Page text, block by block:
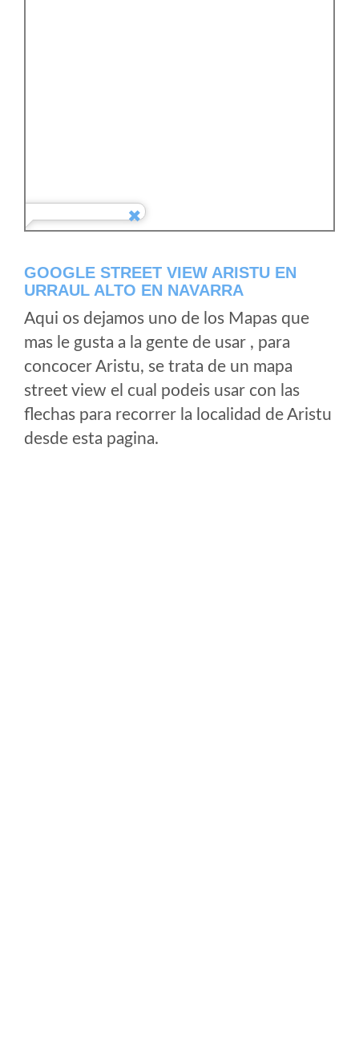
GOOGLE STREET VIEW ARISTU EN
URRAUL ALTO EN NAVARRA
Aqui os dejamos uno de los Mapas que
mas le gusta a la gente de usar , para
concocer Aristu, se trata de un mapa
street view el cual podeis usar con las
flechas para recorrer la localidad de Aristu
desde esta pagina.